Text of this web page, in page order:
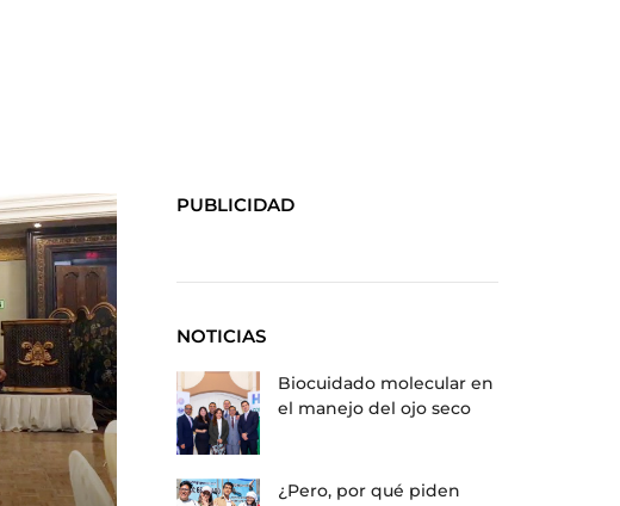
PUBLICIDAD
NOTICIAS
Biocuidado molecular en
el manejo del ojo seco
¿Pero, por qué piden